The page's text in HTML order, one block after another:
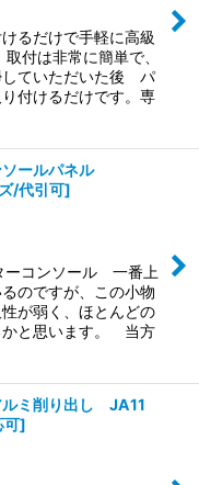
るだけで手軽に高級
付は非常に簡単で、
していただいた後 パ
付けるだけです。専
ールパネル
/代引可]
ーコンソール 一番上
のですが、この小物
が弱く、ほとんどの
かと思います。 当方
ミ削り出し JA11
可]